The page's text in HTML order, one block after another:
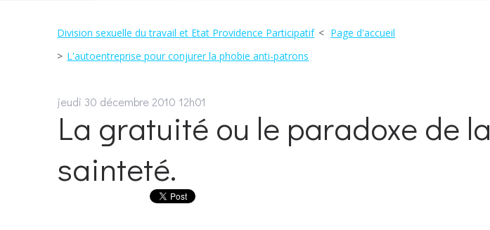
Division sexuelle du travail et Etat Providence Participatif
Page d'accueil
L'autoentreprise pour conjurer la phobie anti-patrons
jeudi 30 décembre 2010 12h01
La gratuité ou le paradoxe de la
sainteté.